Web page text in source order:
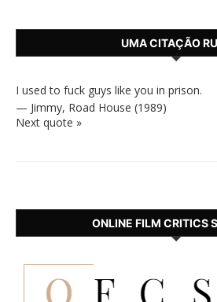
UMA CITAÇÃO
I used to fuck guys like you in prison.
— Jimmy, Road House (1989)
Next quote »
ONLINE FILM CRITICS